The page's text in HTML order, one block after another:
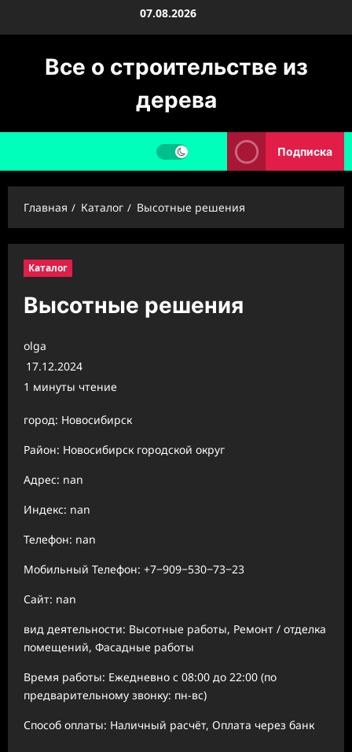
07.08.2026
Все о строительстве из
дерева
Подписка
Главная Каталог Высотные решения
Каталог
Высотные решения
olga
17.12.2024
1 минуты чтение
город: Новосибирск
Район: Новосибирск городской округ
Адрес: nan
Индекс: nan
Телефон: nan
Мобильный Телефон: +7‒909‒530‒73‒23
Сайт: nan
вид деятельности: Высотные работы, Ремонт / отделка
помещений, Фасадные работы
Время работы: Ежедневно с 08:00 до 22:00 (по
предварительному звонку: пн-вс)
Способ оплаты: Наличный расчёт, Оплата через банк